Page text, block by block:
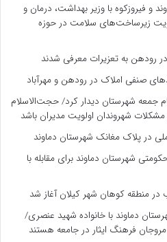
و فیروزکوه با وزیر بهداشت، درمان و
زیرساخت‌های سلامت در حوزه
جمعه شهرستان دیدار کرد/ حجت‌الاسلام
شهروندان اولویت مدیران باشد
شهرستان دماوند برای مقابله با
منطقه کوهان شهر کیلان آغاز شد
دماوند با خانواده شهید عنصری/
فرهنگ ایثار در جامعه هستند